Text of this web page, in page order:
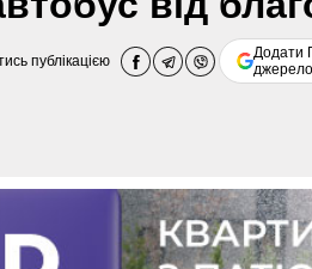
публікацією
Додати